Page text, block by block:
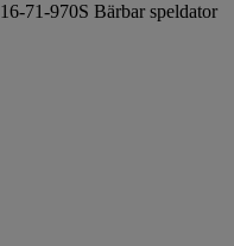
71-970S Bärbar speldator